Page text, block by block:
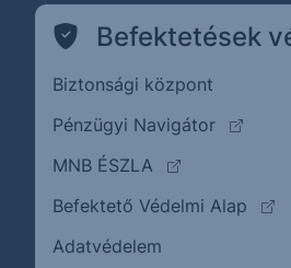
Befektetések
Biztonsági központ
Pénzügyi Navigátor
(külső
MNB ÉSZLA
(külső oldalra
Befektető Védelmi Alap
Adatvédelem